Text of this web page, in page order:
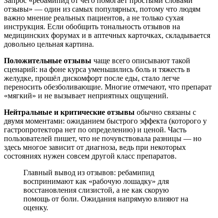
отзывы» — один из самых популярных, потому что людям
важно мнение реальных пациентов, а не только сухая
инструкция. Если обобщить тональность отзывов на
медицинских форумах и в аптечных карточках, складывается
довольно цельная картина.
Положительные отзывы чаще всего описывают такой
сценарий: на фоне курса уменьшились боль и тяжесть в
желудке, прошёл дискомфорт после еды, стало легче
переносить обезболивающие. Многие отмечают, что препарат
«мягкий» и не вызывает неприятных ощущений.
Нейтральные и критические отзывы обычно связаны с
двумя моментами: ожиданием быстрого эффекта (которого у
гастропротектора нет по определению) и ценой. Часть
пользователей пишет, что не почувствовала разницы — но
здесь многое зависит от диагноза, ведь при некоторых
состояниях нужен совсем другой класс препаратов.
Главный вывод из отзывов: ребамипид
воспринимают как «рабочую лошадку» для
восстановления слизистой, а не как скорую
помощь от боли. Ожидания напрямую влияют на
оценку.